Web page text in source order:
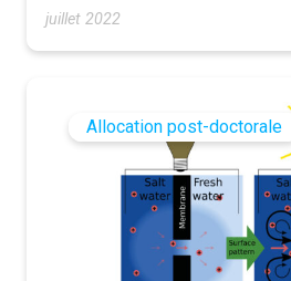
juillet 2022
Allocation post-doctorale